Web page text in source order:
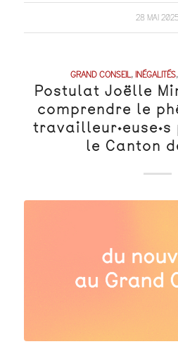
28 MAI
GRAND CONSEIL, INÉGALITÉS
Postulat Joëlle
comprendre le
le Canton